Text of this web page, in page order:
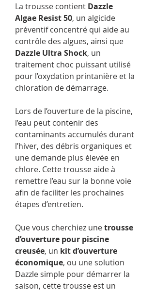
La trousse contient Dazzle
Algae Resist 50, un algicide
préventif concentré qui aide au
contrôle des algues, ainsi que
Dazzle Ultra Shock, un
traitement choc puissant utilisé
pour l’oxydation printanière et la
chloration de démarrage.
Lors de l’ouverture de la piscine,
l’eau peut contenir des
contaminants accumulés durant
l’hiver, des débris organiques et
une demande plus élevée en
chlore. Cette trousse aide à
remettre l’eau sur la bonne voie
afin de faciliter les prochaines
étapes d’entretien.
Que vous cherchiez unetrousse
d’ouverture pour piscine
creusée, un kit d’ouverture
économique, ou une solution
Dazzle simple pour démarrer la
saison, cette trousse est un